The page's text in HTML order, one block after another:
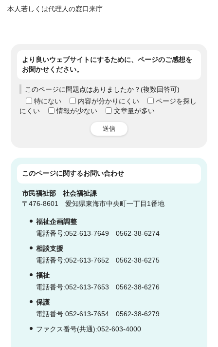
本人若しくは代理人の窓口来庁
より良いウェブサイトにするために、ページのご感想を
お聞かせください。
このページに問題点はありましたか？(複数回答可)
特にない
内容が分かりにくい
ページを探し
にくい
情報が少ない 文章量が多い
送信
このページに関するお問い合わせ
市民福祉部社会福祉課
〒476-8601 愛知県東海市中央町一丁目1番地
福祉企画調整
電話番号:052-613-7649 0562-38-6274
相談支援
電話番号:052-613-7652 0562-38-6275
福祉
電話番号:052-613-7653 0562-38-6276
保護
電話番号:052-613-7654 0562-38-6279
ファクス番号(共通):052-603-4000